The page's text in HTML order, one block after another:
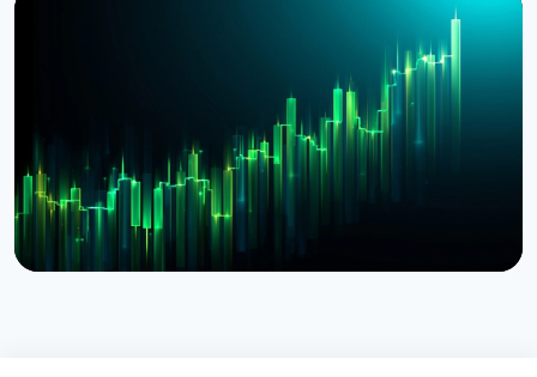
BlackRock токенизировал доступ к $311 млрд
денежных фондов Европы через Kinexys